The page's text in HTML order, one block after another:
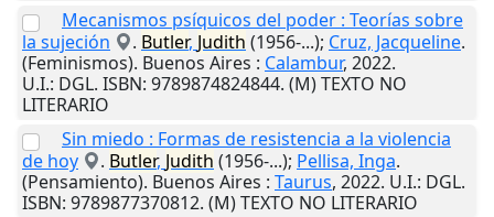
Mecanismos psíquicos del poder : Teorías sobre
la sujeción
. Butler, Judith (1956-...); Cruz, Jacqueline.
(Feminismos). Buenos Aires : Calambur, 2022.
U.I.: DGL. ISBN: 9789874824844. (M) TEXTO NO
LITERARIO
Sin miedo : Formas de resistencia a la violencia
de hoy
. Butler, Judith (1956-...); Pellisa, Inga.
(Pensamiento). Buenos Aires : Taurus, 2022. U.I.: DGL.
ISBN: 9789877370812. (M) TEXTO NO LITERARIO